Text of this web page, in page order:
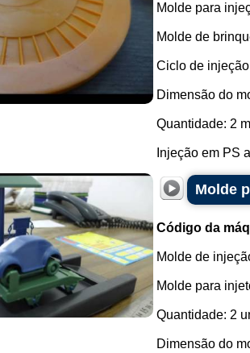
Molde para
Molde de
Ciclo de
Dimensão do
Quantidade: 2
Injeção em PS
Molde
Código da
Molde de
Molde para
Quantidade: 2
Dimensão do